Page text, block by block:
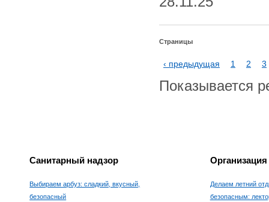
Страницы
‹ предыдущая 1 2 3
Показывается
Санитарный надзор
Выбираем арбуз: сладкий, вкусный,
безопасный
Делаем летний
безопасным: